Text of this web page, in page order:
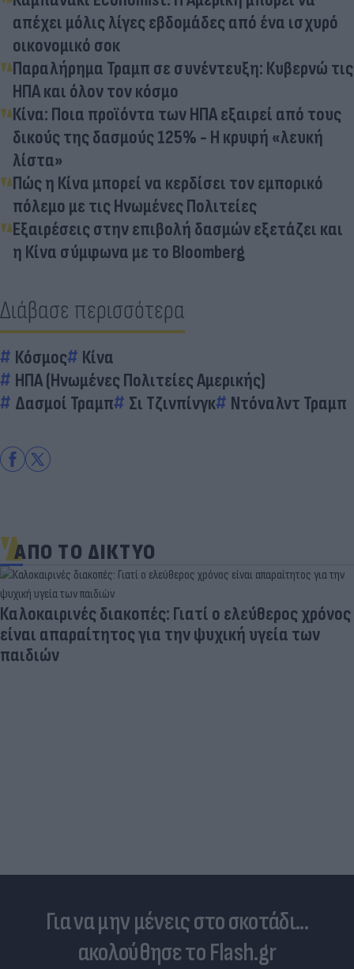
απέχει μόλις λίγες εβδομάδες από ένα ισχυρό
οικονομικό σοκ
Παραλήρημα Τραμπ σε συνέντευξη: Κυβερνώ τις
ΗΠΑ και όλον τον κόσμο
Κίνα: Ποια προϊόντα των ΗΠΑ εξαιρεί από τους
δικούς της δασμούς 125% - Η κρυφή «λευκή
λίστα»
Πώς η Κίνα μπορεί να κερδίσει τον εμπορικό
πόλεμο με τις Ηνωμένες Πολιτείες
Εξαιρέσεις στην επιβολή δασμών εξετάζει και
η Κίνα σύμφωνα με το Bloomberg
Διάβασε περισσότερα
Κόσμος
Κίνα
ΗΠΑ (Ηνωμένες Πολιτείες Αμερικής)
Δασμοί Τραμπ
Σι Τζινπίνγκ Ντόναλντ Τραμπ
ΑΠΟ ΤΟ ΔΙΚΤΥΟ
Καλοκαιρινές διακοπές: Γιατί ο ελεύθερος χρόνος
είναι απαραίτητος για την ψυχική υγεία των
παιδιών
Για να μην μένεις στο σκοτάδι...
ακολούθησε το Flash.gr